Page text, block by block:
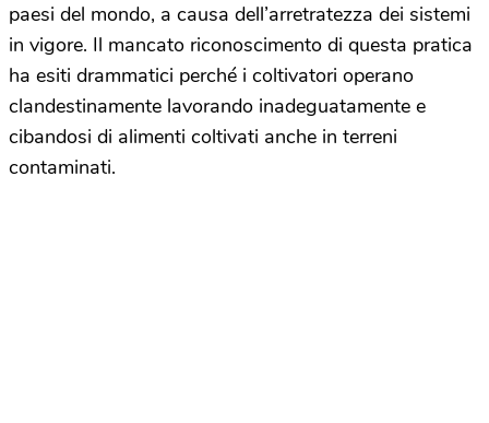
paesi del mondo, a causa dell’arretratezza dei sistemi
in vigore. Il mancato riconoscimento di questa pratica
ha esiti drammatici perché i coltivatori operano
clandestinamente lavorando inadeguatamente e
cibandosi di alimenti coltivati anche in terreni
contaminati.